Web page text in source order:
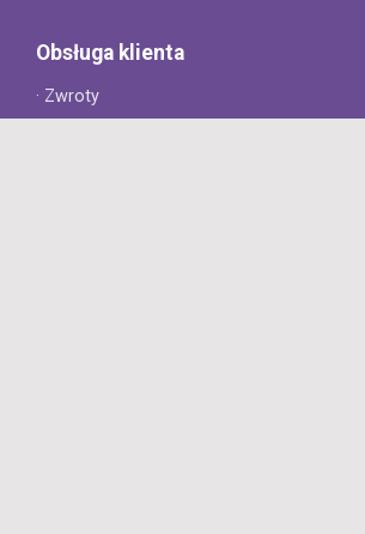
Obsługa klienta
· Zwroty